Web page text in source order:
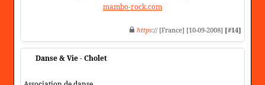
mambo-rock.com
https:// [France] [10-09-2008] [#14]
Danse & Vie - Cholet